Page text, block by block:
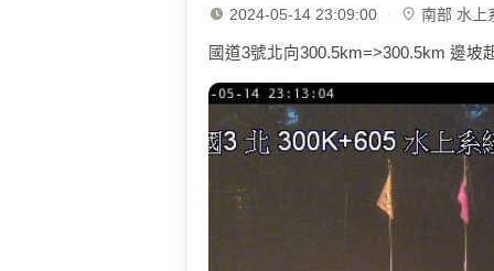
2024-05-14 23:09:00 · 南部 水上
國道3號北向300.5km=>300.5km 邊坡